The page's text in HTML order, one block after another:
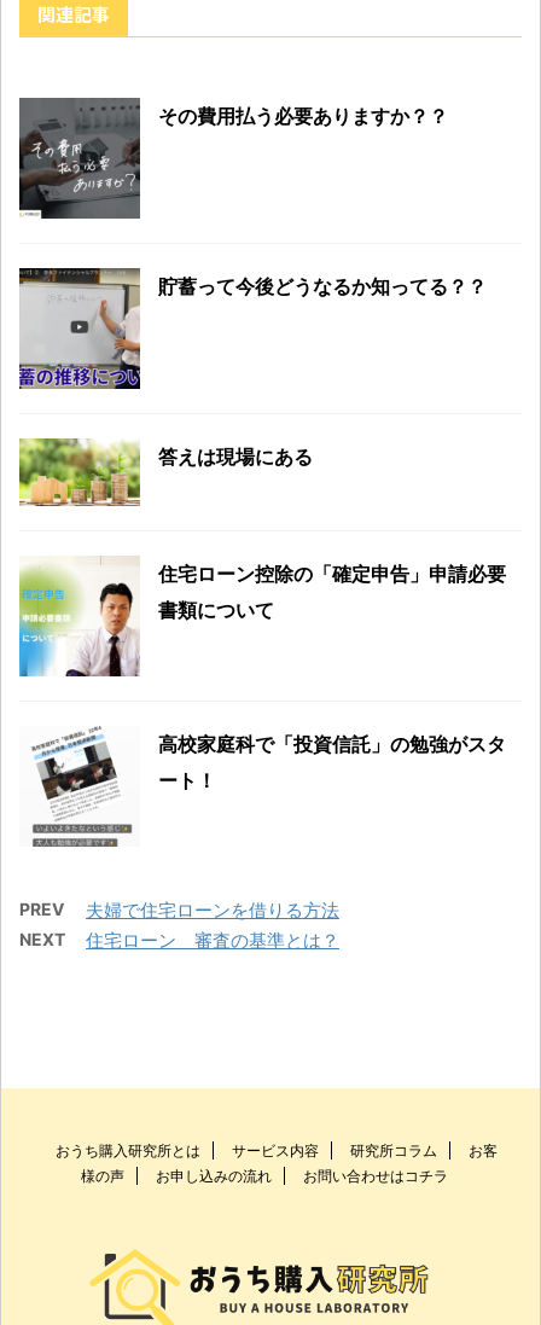
関連記事
その費用払う必要ありますか？？
貯蓄って今後どうなるか知ってる？？
答えは現場にある
住宅ローン控除の「確定申告」申請必要
書類について
高校家庭科で「投資信託」の勉強がスタ
ート！
PREV 夫婦で住宅ローンを借りる方法
NEXT 住宅ローン 審査の基準とは？
おうち購入研究所とは サービス内容 研究所コラム
お客
様の声
お申し込みの流れ お問い合わせはコチラ